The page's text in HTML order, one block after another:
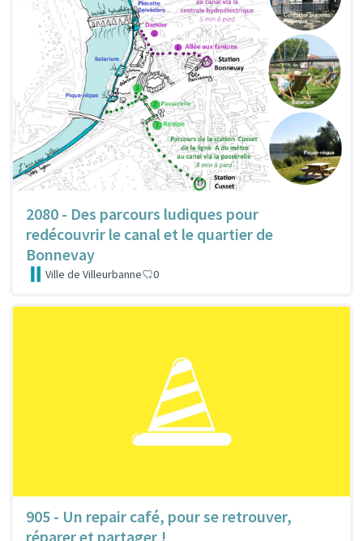
2080 - Des parcours ludiques pour
redécouvrir le canal et le quartier de
Bonnevay
Ville de Villeurbanne 0
905 - Un repair café, pour se retrouver,
réparer et partager !